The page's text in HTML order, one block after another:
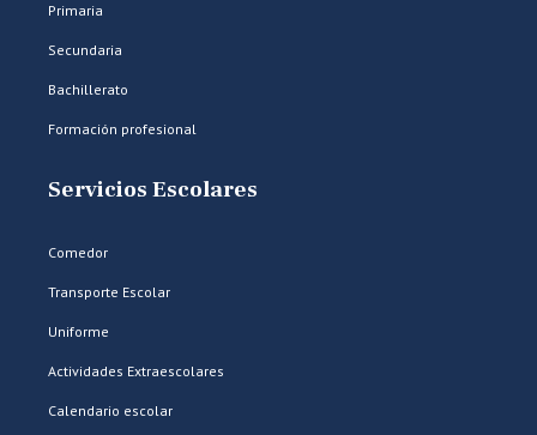
Primaria
Secundaria
Bachillerato
Formación profesional
Servicios Escolares
Comedor
Transporte Escolar
Uniforme
Actividades Extraescolares
Calendario escolar